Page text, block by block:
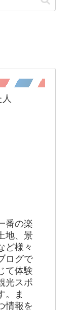
番の楽
地、景
ど様々
ログで
て体験
光スポ
。ま
情報を